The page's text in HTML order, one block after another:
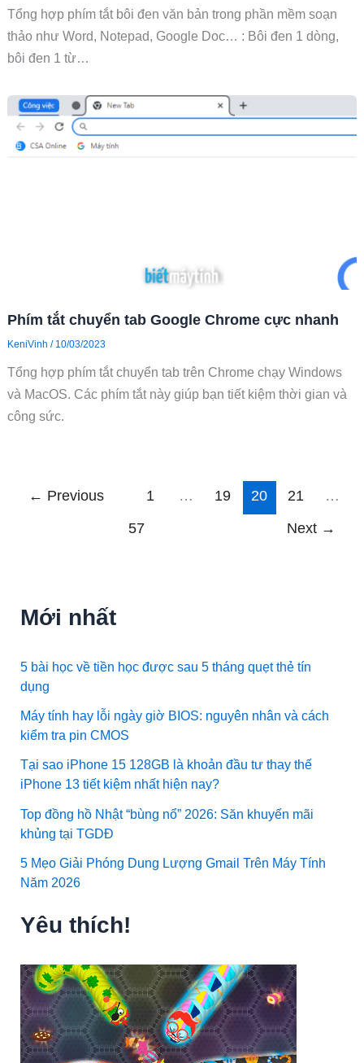
Tổng hợp phím tắt bôi đen văn bản trong phần mềm soạn
thảo như Word, Notepad, Google Doc… : Bôi đen 1 dòng,
bôi đen 1 từ…
Phím tắt chuyển tab Google Chrome cực nhanh
KeniVinh / 10/03/2023
Tổng hợp phím tắt chuyển tab trên Chrome chạy Windows
và MacOS. Các phím tắt này giúp bạn tiết kiệm thời gian và
công sức.
← Previous 1 … 19 20 21 …
57 Next →
Mới nhất
5 bài học về tiền học được sau 5 tháng quẹt thẻ tín
dụng
Máy tính hay lỗi ngày giờ BIOS: nguyên nhân và cách
kiểm tra pin CMOS
Tại sao iPhone 15 128GB là khoản đầu tư thay thế
iPhone 13 tiết kiệm nhất hiện nay?
Top đồng hồ Nhật “bùng nổ” 2026: Săn khuyến mãi
khủng tại TGDĐ
5 Mẹo Giải Phóng Dung Lượng Gmail Trên Máy Tính
Năm 2026
Yêu thích!